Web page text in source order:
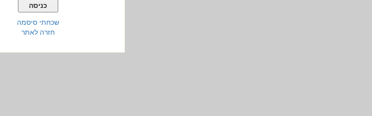
שכחתי סיסמה
חזרה לאתר